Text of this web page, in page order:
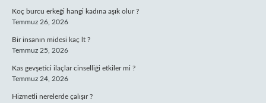
Koç burcu erkeği hangi kadına aşık olur ?
Temmuz 26, 2026
Bir insanın midesi kaç lt ?
Temmuz 25, 2026
Kas gevşetici ilaçlar cinselliği etkiler mi ?
Temmuz 24, 2026
Hizmetli nerelerde çalışır ?